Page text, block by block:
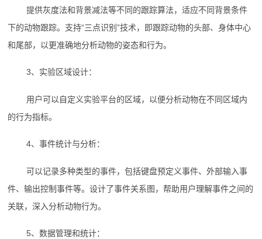
提供灰度法和背景减法等不同的跟踪算法，适应不同背景条件
下的动物跟踪。支持“三点识别”技术，即跟踪动物的头部、身体中心
和尾部，以更准确地分析动物的姿态和行为。
3、实验区域设计：
用户可以自定义实验平台的区域，以便分析动物在不同区域内
的行为指标。
4、事件统计与分析：
可以记录多种类型的事件，包括键盘预定义事件、外部输入事
件、输出控制事件等。设计了事件关系图，帮助用户理解事件之间的
关联，深入分析动物行为。
5、数据管理和统计：